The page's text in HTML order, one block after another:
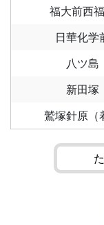
福大前西
日華化学
八ツ島
新田塚
鷲塚針原（